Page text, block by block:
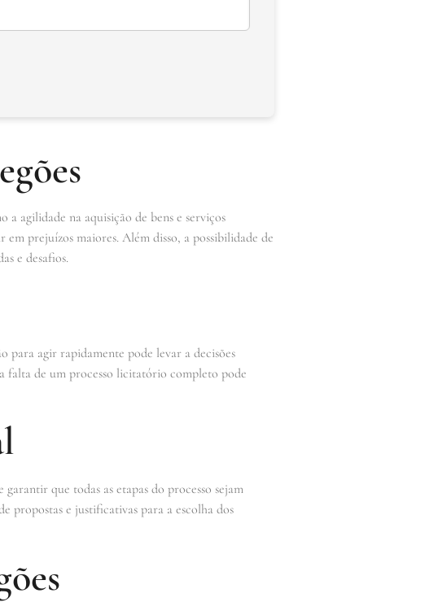
a agilidade na aquisição de bens e serviços
em prejuízos maiores. Além disso, a possibilidade de
e desafios.
para agir rapidamente pode levar a decisões
falta de um processo licitatório completo pode
que todas as etapas do processo sejam
propostas e justificativas para a escolha dos